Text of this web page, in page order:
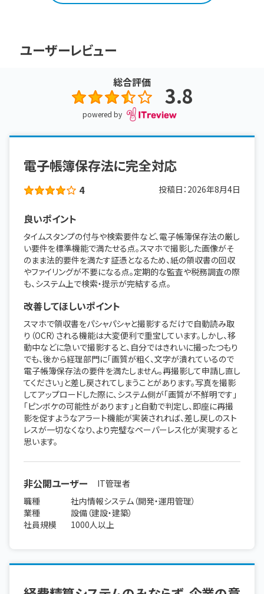
ユーザーレビュー
総合評価 3.8
powered by
電子帳簿保存法に完全対応
4 投稿日： 2026年8月4日
良いポイント
タイムスタンプの付与や検索要件など、電子帳簿保存法の厳し
い要件を標準機能で満たせる点。スマホで撮影した画像がそ
のまま法的要件を満たす証憑となるため、紙の領収書の回収
やファイリングが不要になる点。定期的な監査や税務調査の際
も、システム上で検索・提示が完結する点。
改善してほしいポイント
スマホで領収書をパシャパシャと撮影するだけで自動読み取
り（OCR）される機能は大変便利で重宝しています。しかし、移
動中などに急いで撮影すると、自分ではきれいに撮ったつもり
でも、後から経理部門に「画質が粗く、文字が潰れているので
電子帳簿保存法の要件を満たしません。再撮影して申請し直し
てください」と差し戻されてしまうことがあります。写真を撮影
してアップロードした際に、システム側が「画質が不鮮明です」
「ピンボケの可能性があります」と自動で判定し、即座に再撮
影を促すようなアラート機能が実装されれば、差し戻しのスト
レスが一切なくなり、より完璧なペーパーレス化が実現すると
思います。
非公開ユーザー
IT管理者
職種
社内情報システム（開発・運用管理）
業種
設備（建設・建築）
社員規模
1000人以上